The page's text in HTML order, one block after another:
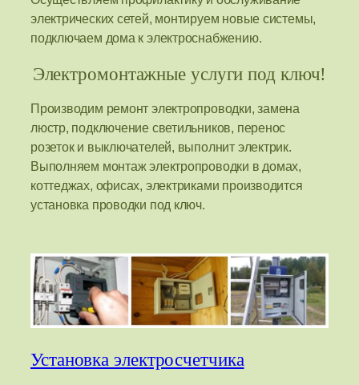
электрических сетей, монтируем новые системы,
подключаем дома к электроснабжению.
Электромонтажные услуги под ключ!
Производим ремонт электропроводки, замена
люстр, подключение светильников, перенос
розеток и выключателей, выполнит электрик.
Выполняем монтаж электропроводки в домах,
коттеджах, офисах, электриками производится
установка проводки под ключ.
Установка электросчетчика